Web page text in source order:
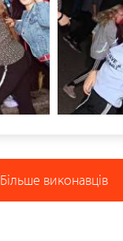
Більше виконавців